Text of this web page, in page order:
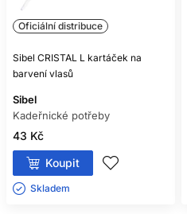
Oficiální distribuce
Sibel CRISTAL L kartáček na
barvení vlasů
Sibel
Kadeřnické potřeby
43 Kč
Koupit
Skladem ㅤ